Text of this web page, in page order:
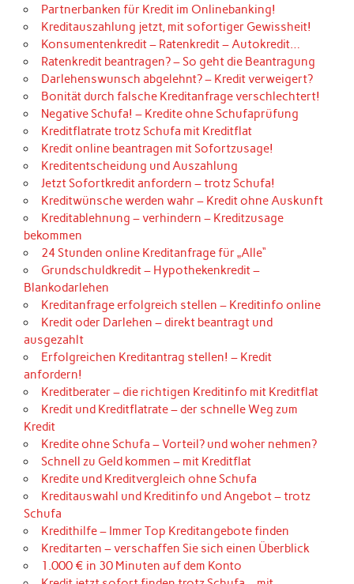
Partnerbanken für Kredit im Onlinebanking!
Kreditauszahlung jetzt, mit sofortiger Gewissheit!
Konsumentenkredit – Ratenkredit – Autokredit…
Ratenkredit beantragen? – So geht die Beantragung
Darlehenswunsch abgelehnt? – Kredit verweigert?
Bonität durch falsche Kreditanfrage verschlechtert!
Negative Schufa! – Kredite ohne Schufaprüfung
Kreditflatrate trotz Schufa mit Kreditflat
Kredit online beantragen mit Sofortzusage!
Kreditentscheidung und Auszahlung
Jetzt Sofortkredit anfordern – trotz Schufa!
Kreditwünsche werden wahr – Kredit ohne Auskunft
Kreditablehnung – verhindern – Kreditzusage
bekommen
24 Stunden online Kreditanfrage für „Alle“
Grundschuldkredit – Hypothekenkredit –
Blankodarlehen
Kreditanfrage erfolgreich stellen – Kreditinfo online
Kredit oder Darlehen – direkt beantragt und
ausgezahlt
Erfolgreichen Kreditantrag stellen! – Kredit
anfordern!
Kreditberater – die richtigen Kreditinfo mit Kreditflat
Kredit und Kreditflatrate – der schnelle Weg zum
Kredit
Kredite ohne Schufa – Vorteil? und woher nehmen?
Schnell zu Geld kommen – mit Kreditflat
Kredite und Kreditvergleich ohne Schufa
Kreditauswahl und Kreditinfo und Angebot – trotz
Schufa
Kredithilfe – Immer Top Kreditangebote finden
Kreditarten – verschaffen Sie sich einen Überblick
1.000 € in 30 Minuten auf dem Konto